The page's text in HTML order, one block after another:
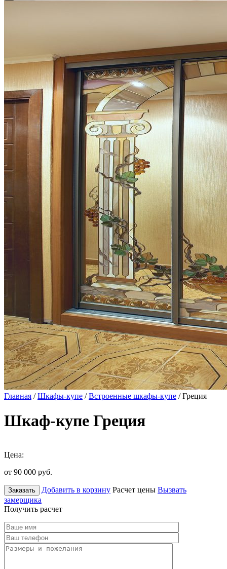
Главная /Шкафы-купе /Встроенные шкафы-купе / Греция
Шкаф-купе Греция
Цена:
от 90 000 руб.
Заказать Добавить в корзину Расчет цены Вызвать
замерщика
Получить расчет